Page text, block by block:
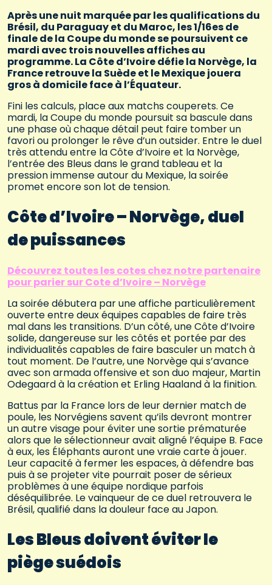
Après une nuit marquée par les qualifications du
Brésil, du Paraguay et du Maroc, les 1/16es de
finale de la Coupe du monde se poursuivent ce
mardi avec trois nouvelles affiches au
programme. La Côte d’Ivoire défie la Norvège, la
France retrouve la Suède et le Mexique jouera
gros à domicile face à l’Équateur.
Fini les calculs, place aux matchs couperets. Ce
mardi, la Coupe du monde poursuit sa bascule dans
une phase où chaque détail peut faire tomber un
favori ou prolonger le rêve d’un outsider. Entre le duel
très attendu entre la Côte d’Ivoire et la Norvège,
l’entrée des Bleus dans le grand tableau et la
pression immense autour du Mexique, la soirée
promet encore son lot de tension.
Côte d’Ivoire – Norvège, duel
de puissances
Découvrez toutes les cotes chez notre partenaire
pour parier sur Cote d’Ivoire – Norvège
La soirée débutera par une affiche particulièrement
ouverte entre deux équipes capables de faire très
mal dans les transitions. D’un côté, une Côte d’Ivoire
solide, dangereuse sur les côtés et portée par des
individualités capables de faire basculer un match à
tout moment. De l’autre, une Norvège qui s’avance
avec son armada offensive et son duo majeur, Martin
Odegaard à la création et Erling Haaland à la finition.
Battus par la France lors de leur dernier match de
poule, les Norvégiens savent qu’ils devront montrer
un autre visage pour éviter une sortie prématurée
alors que le sélectionneur avait aligné l’équipe B. Face
à eux, les Éléphants auront une vraie carte à jouer.
Leur capacité à fermer les espaces, à défendre bas
puis à se projeter vite pourrait poser de sérieux
problèmes à une équipe nordique parfois
déséquilibrée. Le vainqueur de ce duel retrouvera le
Brésil, qualifié dans la douleur face au Japon.
Les Bleus doivent éviter le
piège suédois